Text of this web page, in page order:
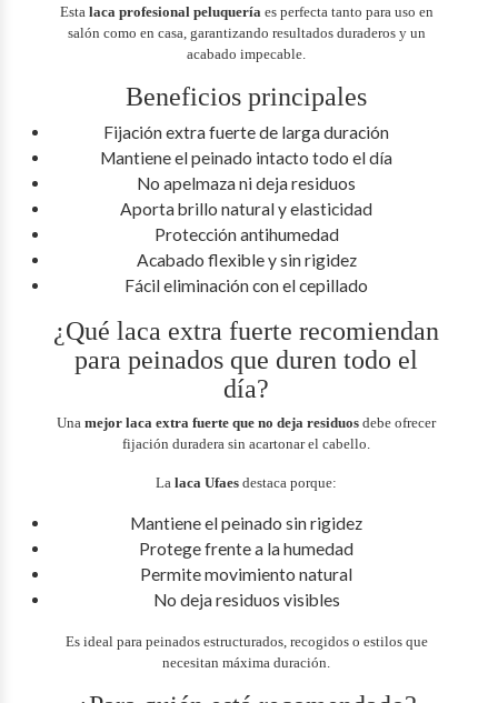
Esta laca profesional peluquería es perfecta tanto para uso en
salón como en casa, garantizando resultados duraderos y un
acabado impecable.
Beneficios principales
Fijación extra fuerte de larga duración
Mantiene el peinado intacto todo el día
No apelmaza ni deja residuos
Aporta brillo natural y elasticidad
Protección antihumedad
Acabado flexible y sin rigidez
Fácil eliminación con el cepillado
¿Qué laca extra fuerte recomiendan
para peinados que duren todo el
día?
Unamejor laca extra fuerte que no deja residuos debe ofrecer
fijación duradera sin acartonar el cabello.
Lalaca Ufaes destaca porque:
Mantiene el peinado sin rigidez
Protege frente a la humedad
Permite movimiento natural
No deja residuos visibles
Es ideal para peinados estructurados, recogidos o estilos que
necesitan máxima duración.